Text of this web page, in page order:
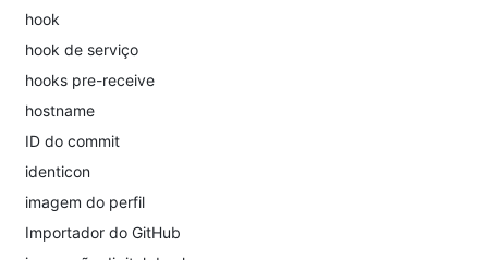
hook
hook de serviço
hooks pre-receive
hostname
ID do commit
identicon
imagem do perfil
Importador do GitHub